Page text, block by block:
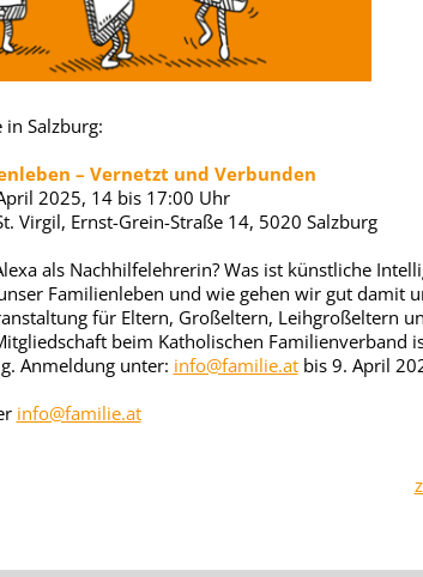
in Salzburg:
– Vernetzt und Verbunden
2025, 14 bis 17:00 Uhr
Virgil, Ernst-Grein-Straße 14, 5020 Salzburg
als Nachhilfelehrerin? Was ist künstliche
Familienleben und wie gehen wir gut damit
für Eltern, Großeltern, Leihgroßeltern
beim Katholischen Familienverband
Anmeldung unter: info@familie.atbis 9. April
info@familie.at